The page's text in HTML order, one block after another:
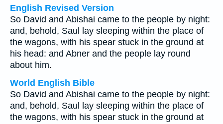
English Revised Version
So David and Abishai came to the people by night:
and, behold, Saul lay sleeping within the place of
the wagons, with his spear stuck in the ground at
his head: and Abner and the people lay round
about him.
World English Bible
So David and Abishai came to the people by night:
and, behold, Saul lay sleeping within the place of
the wagons, with his spear stuck in the ground at